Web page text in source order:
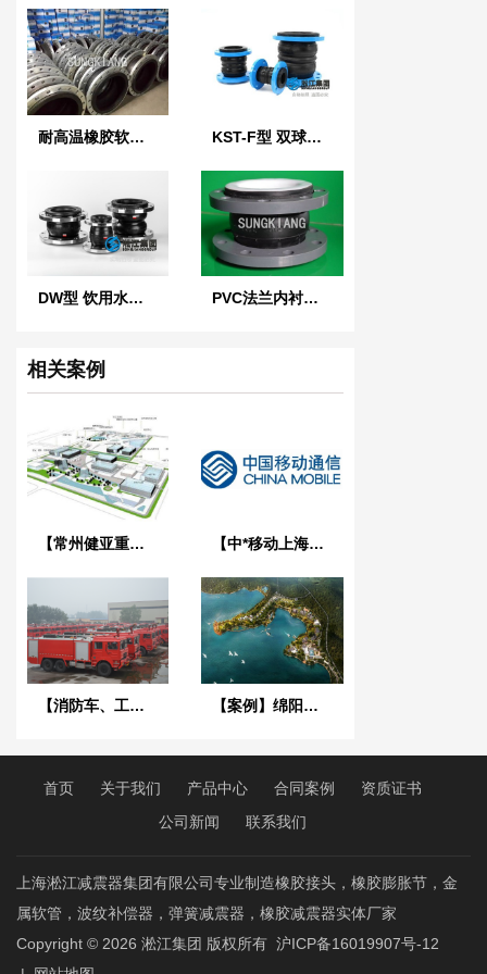
耐高温橡胶软接头 KST-F型 双球体橡胶接头
DW型 饮用水橡胶软接头 PVC法兰内衬四氟橡胶软接头
相关案例
【常州健亚重组蛋白质药物*期项目】金属软管合同发票案例 【中*移动上海嘉定项目】弹簧减震器案例
【消防车、工程消防车、大型消防车】配套消防泵橡胶接头案例 【案例】绵阳仙海丽湾度假酒店项目淞江金属软管合同
首页 关于我们 产品中心 合同案例
资质证书
公司新闻
联系我们
上海淞江减震器集团有限公司专业制造橡胶接头，橡胶膨胀节，金
属软管，波纹补偿器，弹簧减震器，橡胶减震器实体厂家
Copyright © 2026 淞江集团 版权所有 沪ICP备16019907号-12